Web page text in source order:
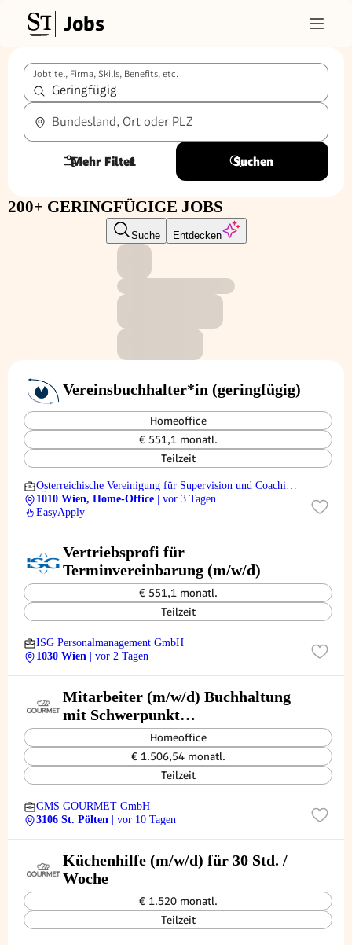
Jobs
Jobtitel, Firma, Skills, Benefits, etc.
Bundesland, Ort oder PLZ
Mehr Filter
1 Suchen
200+ GERINGFÜGIGE JOBS
Suche Entdecken
Vereinsbuchhalter*in (geringfügig)
Homeoffice
€ 551,1 monatl.
Teilzeit
Österreichische Vereinigung für Supervision und Coaching
(ÖVS)
1010 Wien, Home-Office
| vor 3 Tagen
EasyApply
Vertriebsprofi für
Terminvereinbarung (m/w/d)
€ 551,1 monatl.
Teilzeit
ISG Personalmanagement GmbH
1030 Wien
| vor 2 Tagen
Mitarbeiter (m/w/d) Buchhaltung
mit Schwerpunkt
Materialbuchhaltung, 25 Std. /
Woche
Homeoffice
€ 1.506,54 monatl.
Teilzeit
GMS GOURMET GmbH
3106 St. Pölten
| vor 10 Tagen
Küchenhilfe (m/w/d) für 30 Std. /
Woche
€ 1.520 monatl.
Teilzeit